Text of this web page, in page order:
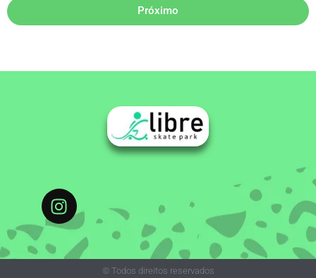
Próximo
© Todos direitos reservados